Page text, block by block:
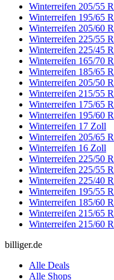
Winterreifen 205/55
Winterreifen 195/65
Winterreifen 205/60
Winterreifen 225/55
Winterreifen 225/45
Winterreifen 165/70
Winterreifen 185/65
Winterreifen 205/50
Winterreifen 215/55
Winterreifen 175/65
Winterreifen 195/60
Winterreifen 17 Zoll
Winterreifen 205/65
Winterreifen 16 Zoll
Winterreifen 225/50
Winterreifen 225/55
Winterreifen 225/40
Winterreifen 195/55
Winterreifen 185/60
Winterreifen 215/65
Winterreifen 215/60
billiger.de
Alle Deals
Alle Shops